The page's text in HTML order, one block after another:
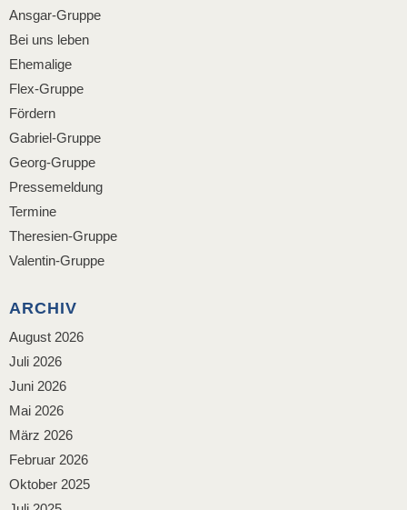
Ansgar-Gruppe
Bei uns leben
Ehemalige
Flex-Gruppe
Fördern
Gabriel-Gruppe
Georg-Gruppe
Pressemeldung
Termine
Theresien-Gruppe
Valentin-Gruppe
ARCHIV
August 2026
Juli 2026
Juni 2026
Mai 2026
März 2026
Februar 2026
Oktober 2025